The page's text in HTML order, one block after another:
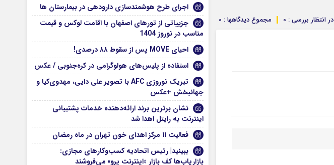
مجموع دیدگاهها : 0 در انتظار بررسی : 0
اجرای طرح هوشمندسازی دارودهی در بیمارستان ها
جزییاتی از تورهای اصفهان با اقامت لوکس و قیمت
مناسب در نوروز 1404
احیای MOVE پس از سقوط ۸۸ درصدی!
استفاده از پلیس‌های هولوگرامی در کره‌جنوبی / عکس
تبریک نوروزی AFC با تصویر علی دایی، مهدوی‌کیا و
جهانبخش +عکس
نشان برترین برند ارائه‌دهنده خدمات پشتیبانی
اینترنت به رایتل اهدا شد
فعالیت ۱۱ مرکز اهدای خون تهران در ماه رمضان
ببینید| رئیس اتحادیه کسب‌وکارهای مجازی:
بازاریاب‌ها کف بازار «اینترنت پرو» می‌فروشند